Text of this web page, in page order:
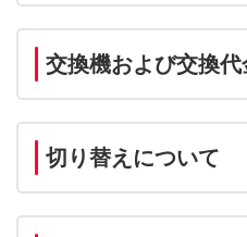
交換機および交換
切り替えについて